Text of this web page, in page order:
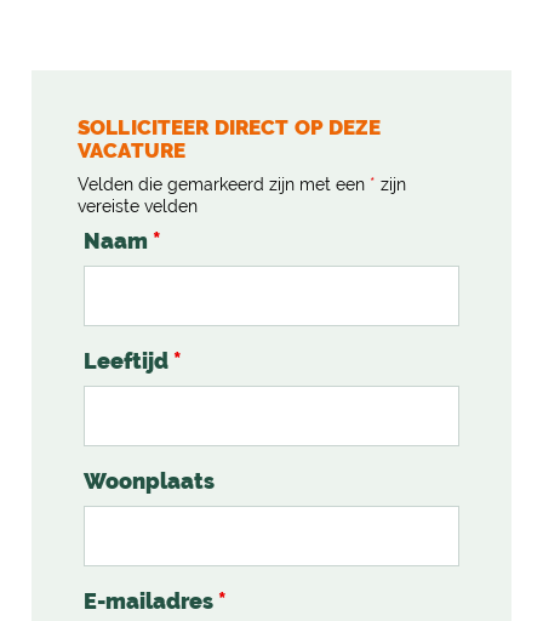
SOLLICITEER DIRECT OP DEZE
VACATURE
Velden die gemarkeerd zijn met een * zijn
vereiste velden
Naam *
Leeftijd *
Woonplaats
E-mailadres *